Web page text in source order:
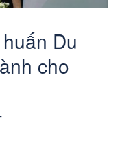
Du
cho